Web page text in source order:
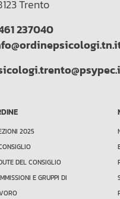
Trento
237040
2025
DEL CONSIGLIO
E GRUPPI DI